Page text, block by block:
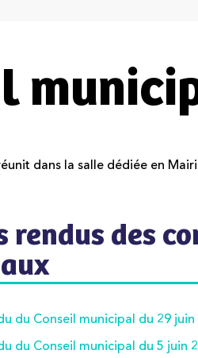
dans la salle dédiée en
rendus des
du Conseil municipal du 29
du Conseil municipal du 5 juin